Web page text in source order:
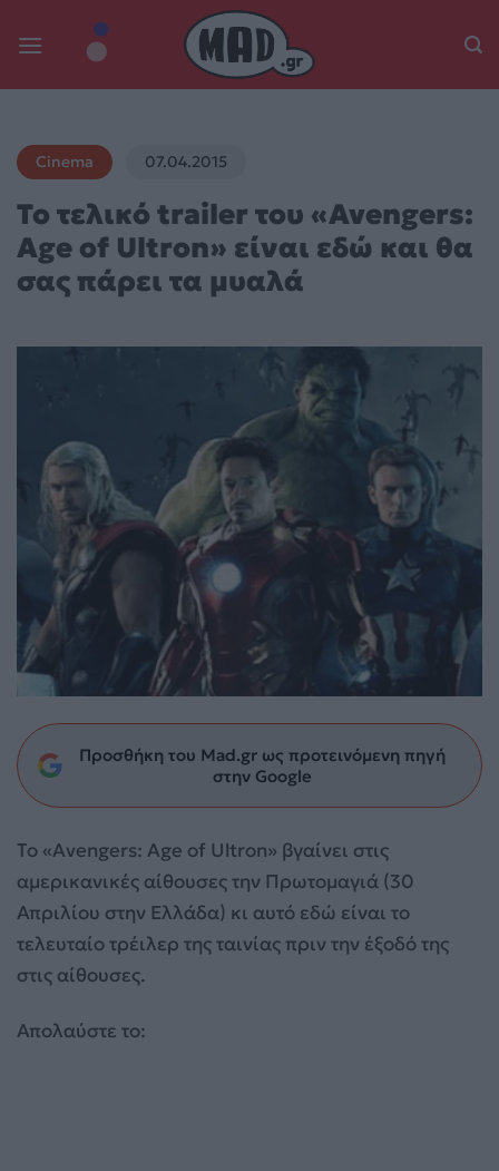
Cinema 07.04.2015
To τελικό trailer του «Avengers:
Age of Ultron» είναι εδώ και θα
σας πάρει τα μυαλά
Προσθήκη του Mad.gr ως προτεινόμενη πηγή
στην Google
Το «Avengers: Age of Ultron» βγαίνει στις
αμερικανικές αίθουσες την Πρωτομαγιά (30
Απριλίου στην Ελλάδα) κι αυτό εδώ είναι το
τελευταίο τρέιλερ της ταινίας πριν την έξοδό της
στις αίθουσες.
Απολαύστε το: